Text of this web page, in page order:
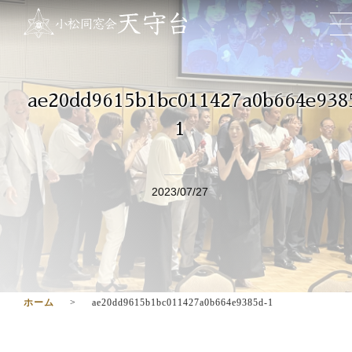
1
2023/07/27
ホーム ae20dd9615b1bc011427a0b664e9385d-1